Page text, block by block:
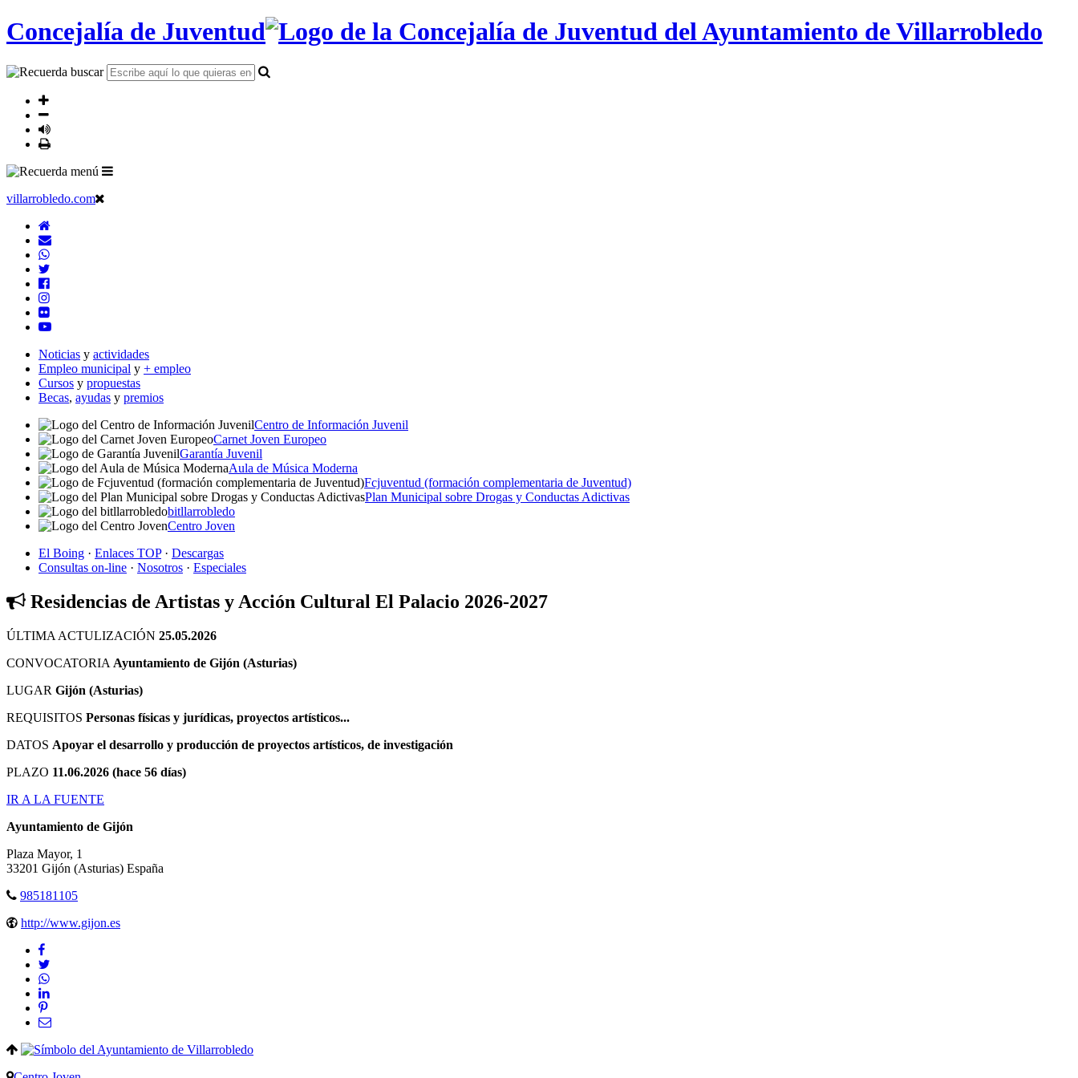
Concejalía de Juventud
villarrobledo.com
Noticias y actividades
Empleo municipal y + empleo
Cursos y propuestas
Becas, ayudas y premios
Centro de Información Juvenil
Carnet Joven Europeo
Garantía Juvenil
Aula de Música Moderna
Fcjuventud (formación complementaria de Juventud)
Plan Municipal sobre Drogas y Conductas Adictivas
bitllarrobledo
Centro Joven
El Boing · Enlaces TOP· Descargas
Consultas on-line · Nosotros · Especiales
Residencias de Artistas y Acción Cultural El Palacio 2026-2027
ÚLTIMA ACTULIZACIÓN 25.05.2026
CONVOCATORIA Ayuntamiento de Gijón (Asturias)
LUGAR Gijón (Asturias)
REQUISITOS Personas físicas y jurídicas, proyectos artísticos...
DATOS Apoyar el desarrollo y producción de proyectos artísticos, de investigación
PLAZO 11.06.2026 (hace 56 días)
IR A LA FUENTE
Ayuntamiento de Gijón
Plaza Mayor, 1
33201 Gijón (Asturias) España
985181105
http://www.gijon.es